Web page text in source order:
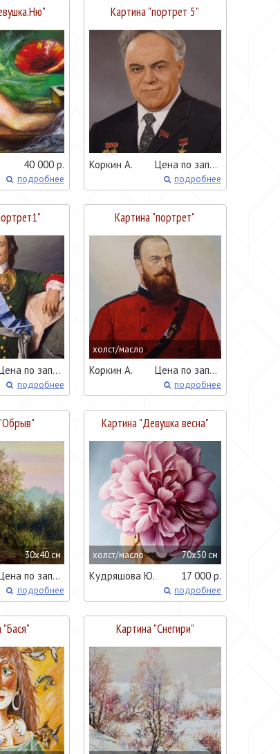
"
40 000 р.
подробнее
Картина "портрет 5"
Коркин А. Цена по запросу
подробнее
"
Цена по запросу
подробнее
Картина "портрет"
холст/масло
Коркин А. Цена по запросу
подробнее
Обрыв"
30x40 см
Цена по запросу
подробнее
Картина "Девушка весна"
холст/масло 70x50 см
Кудряшова Ю. 17 000 р.
подробнее
"Бася" Картина "Снегири"